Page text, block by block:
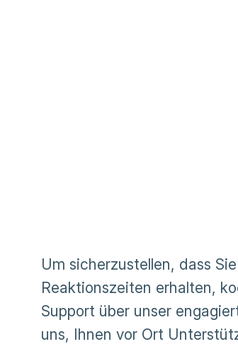
Um sicherzustellen, dass
Reaktionszeiten erhalten,
Support über unser
uns, Ihnen vor Ort